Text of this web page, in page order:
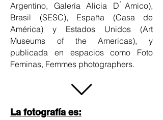
Argentino, Galería Alicia D ́Amico),
Brasil (SESC), España (Casa de
América) y Estados Unidos (Art
Museums of the Americas), y
publicada en espacios como Foto
Feminas, Femmes photographers.
La fotografía es: